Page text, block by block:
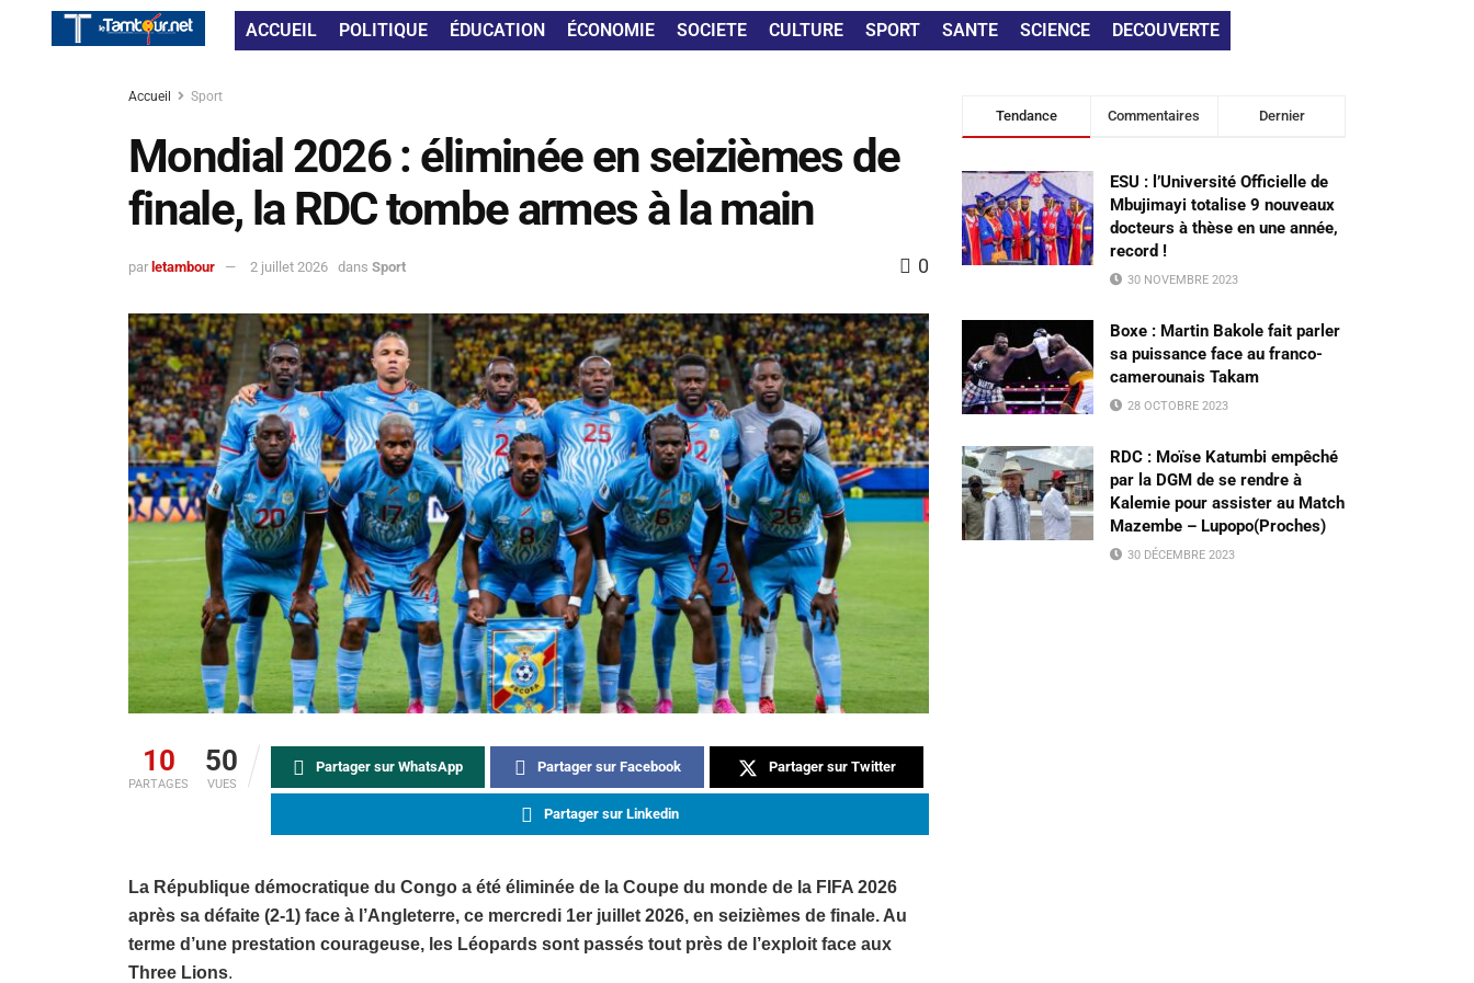
ACCUEIL POLITIQUE ÉDUCATION ÉCONOMIE SOCIETE CULTURE SPORT SANTE SCIENCE DECOUVERTE
Accueil Sport
Mondial 2026 : éliminée en seizièmes de
finale, la RDC tombe armes à la main
par letambour 2 juillet 2026 dans Sport 0
10
PARTAGES
50
VUES
Partager sur WhatsApp Partager sur Facebook Partager sur Twitter
Partager sur Linkedin
La République démocratique du Congo a été éliminée de la Coupe du monde de la FIFA 2026
après sa défaite (2-1) face à l’Angleterre, ce mercredi 1er juillet 2026, en seizièmes de finale. Au
terme d’une prestation courageuse, les Léopards sont passés tout près de l’exploit face aux
Three Lions.
Tendance Commentaires Dernier
ESU : l’Université Officielle de
Mbujimayi totalise 9 nouveaux
docteurs à thèse en une année,
record !
30 NOVEMBRE 2023
Boxe : Martin Bakole fait parler
sa puissance face au franco-
camerounais Takam
28 OCTOBRE 2023
RDC : Moïse Katumbi empêché
par la DGM de se rendre à
Kalemie pour assister au Match
Mazembe – Lupopo(Proches)
30 DÉCEMBRE 2023